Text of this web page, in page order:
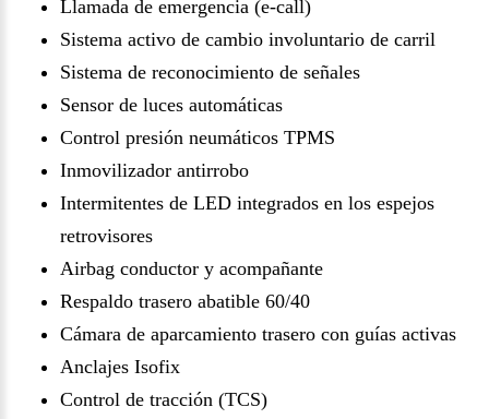
Llamada de emergencia (e-call)
Sistema activo de cambio involuntario de carril
Sistema de reconocimiento de señales
Sensor de luces automáticas
Control presión neumáticos TPMS
Inmovilizador antirrobo
Intermitentes de LED integrados en los espejos
retrovisores
Airbag conductor y acompañante
Respaldo trasero abatible 60/40
Cámara de aparcamiento trasero con guías activas
Anclajes Isofix
Control de tracción (TCS)